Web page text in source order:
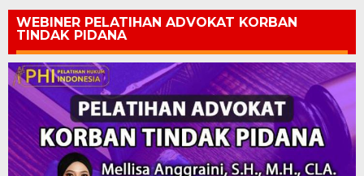
WEBINER PELATIHAN ADVOKAT KORBAN
TINDAK PIDANA